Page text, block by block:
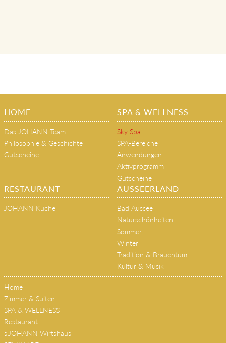
HOME
Das JOHANN Team
Philosophie & Geschichte
Gutscheine
SPA & WELLNESS
Sky Spa
SPA-Bereiche
Anwendungen
Aktivprogramm
Gutscheine
RESTAURANT
JOHANN Küche
AUSSEERLAND
Bad Aussee
Naturschönheiten
Sommer
Winter
Tradition & Brauchtum
Kultur & Musik
Home
Zimmer & Suiten
SPA & WELLNESS
Restaurant
s'JOHANN Wirtshaus